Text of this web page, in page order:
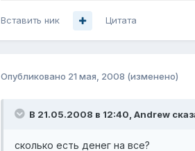
Вставить ник Цитата
Опубликовано 21 мая, 2008 (изменено)
В 21.05.2008 в 12:40, Andrеw
сколько есть денег на все?